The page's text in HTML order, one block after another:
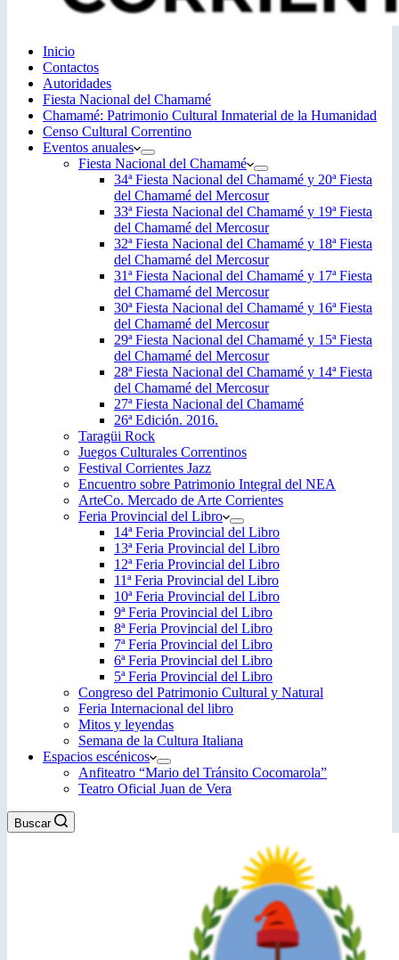
Inicio
Contactos
Autoridades
Fiesta Nacional del Chamamé
Chamamé: Patrimonio Cultural Inmaterial de la Humanidad
Censo Cultural Correntino
Eventos anuales
Fiesta Nacional del Chamamé
34ª Fiesta Nacional del Chamamé y 20ª Fiesta
del Chamamé del Mercosur
33ª Fiesta Nacional del Chamamé y 19ª Fiesta
del Chamamé del Mercosur
32ª Fiesta Nacional del Chamamé y 18ª Fiesta
del Chamamé del Mercosur
31ª Fiesta Nacional del Chamamé y 17ª Fiesta
del Chamamé del Mercosur
30ª Fiesta Nacional del Chamamé y 16ª Fiesta
del Chamamé del Mercosur
29ª Fiesta Nacional del Chamamé y 15ª Fiesta
del Chamamé del Mercosur
28ª Fiesta Nacional del Chamamé y 14ª Fiesta
del Chamamé del Mercosur
27ª Fiesta Nacional del Chamamé
26ª Edición. 2016.
Taragüi Rock
Juegos Culturales Correntinos
Festival Corrientes Jazz
Encuentro sobre Patrimonio Integral del NEA
ArteCo. Mercado de Arte Corrientes
Feria Provincial del Libro
14ª Feria Provincial del Libro
13ª Feria Provincial del Libro
12ª Feria Provincial del Libro
11ª Feria Provincial del Libro
10ª Feria Provincial del Libro
9ª Feria Provincial del Libro
8ª Feria Provincial del Libro
7ª Feria Provincial del Libro
6ª Feria Provincial del Libro
5ª Feria Provincial del Libro
Congreso del Patrimonio Cultural y Natural
Feria Internacional del libro
Mitos y leyendas
Semana de la Cultura Italiana
Espacios escénicos
Anfiteatro “Mario del Tránsito Cocomarola”
Teatro Oficial Juan de Vera
Buscar